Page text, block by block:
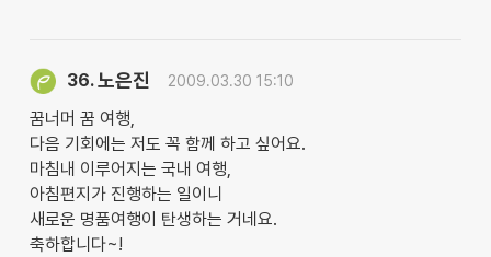
36.노은진 2009.03.30 15:10
꿈너머 꿈 여행,
다음 기회에는 저도 꼭 함께 하고 싶어요.
마침내 이루어지는 국내 여행,
아침편지가 진행하는 일이니
새로운 명품여행이 탄생하는 거네요.
축하합니다~!